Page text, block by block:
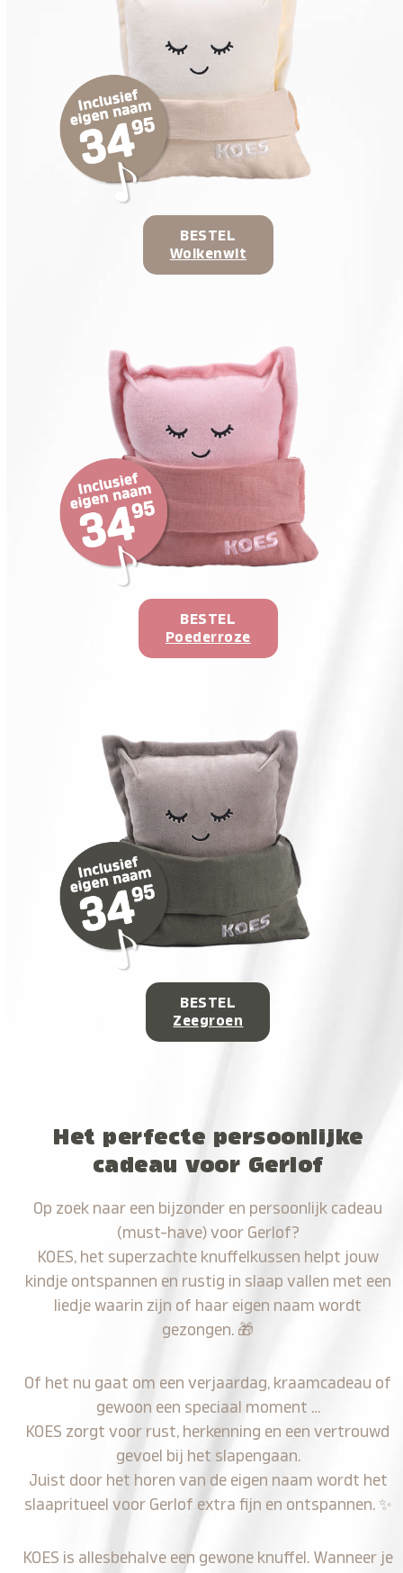
BESTEL
Wolkenwit
BESTEL
Poederroze
BESTEL
Zeegroen
Het perfecte persoonlijke
cadeau voor Gerlof
Op zoek naar een bijzonder en persoonlijk cadeau
(must-have) voor Gerlof?
KOES, het superzachte knuffelkussen helpt jouw
kindje ontspannen en rustig in slaap vallen met een
liedje waarin zijn of haar eigen naam wordt
gezongen. 🎁
Of het nu gaat om een verjaardag, kraamcadeau of
gewoon een speciaal moment …
KOES zorgt voor rust, herkenning en een vertrouwd
gevoel bij het slapengaan.
Juist door het horen van de eigen naam wordt het
slaapritueel voor Gerlof extra fijn en ontspannen. ✨
KOES is allesbehalve een gewone knuffel. Wanneer je